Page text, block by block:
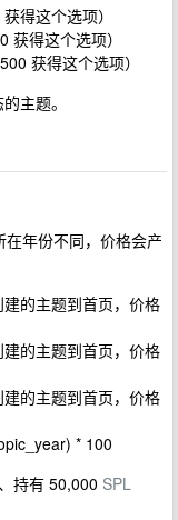
得这个选项）
获得这个选项）
获得这个选项）
主题。
年份不同，价格会产
的主题到首页，价格
的主题到首页，价格
的主题到首页，价格
* 100
持有 50,000 SPL